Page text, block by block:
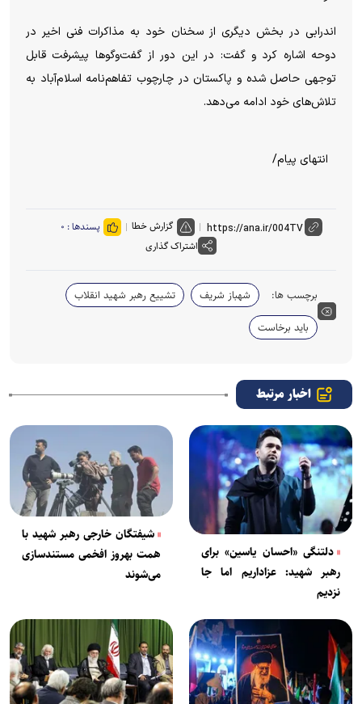
اندرابی در بخش دیگری از سخنان خود به مذاکرات فنی اخیر در
دوحه اشاره کرد و گفت: در این دور از گفت‌و‌گو‌ها پیشرفت قابل
توجهی حاصل شده و پاکستان در چارچوب تفاهم‌نامه اسلام‌آباد به
تلاش‌های خود ادامه می‌دهد.
انتهای پیام/
گزارش خطا پسندها : ۰
اشتراک گذاری
برچسب ها: شهباز شریف
تشییع رهبر شهید انقلاب
باید برخاست
اخبار مرتبط
دلتنگی «احسان یاسین» برای
رهبر شهید: عزاداریم اما جا
نزدیم
شیفتگان خارجی رهبر شهید با
همت بهروز افخمی مستندسازی
می‌شوند